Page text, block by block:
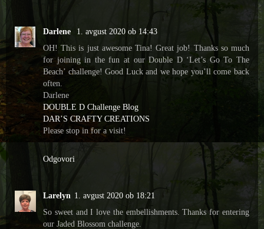
Darlene
1. avgust 2020 ob 14:43
OH! This is just awesome Tina! Great job! Thanks so much
for joining in the fun at our Double D ‘Let’s Go To The
Beach’ challenge! Good Luck and we hope you’ll come back
often.
Darlene
DOUBLE D Challenge Blog
DAR’S CRAFTY CREATIONS
Please stop in for a visit!
Odgovori
Larelyn 1. avgust 2020 ob 18:21
So sweet and I love the embellishments. Thanks for entering
our Jaded Blossom challenge.